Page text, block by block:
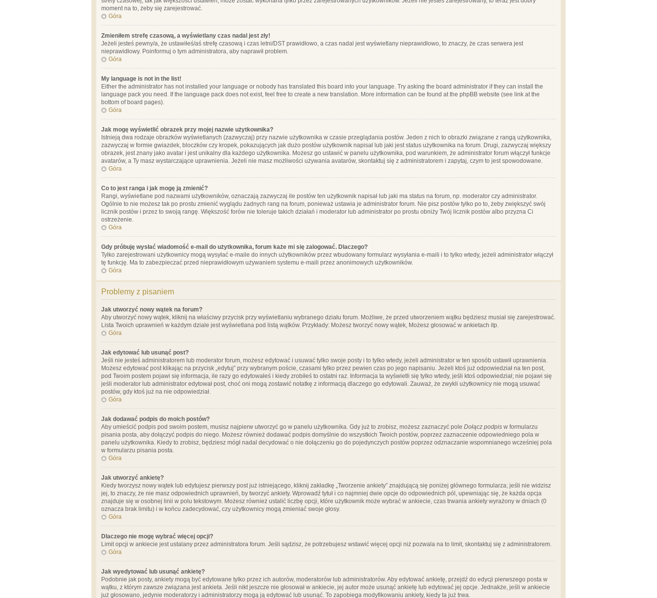
moment na to, żeby się zarejestrować.
Góra
Zmieniłem strefę czasową, a wyświetlany czas nadal jest zły!
Jeżeli jesteś pewny/a, że ustawiłeś/aś strefę czasową i czas letni/DST prawidłowo, a czas nadal jest wyświetlany nieprawidłowo, to znaczy, że czas serwera jest
nieprawidłowy. Poinformuj o tym administratora, aby naprawił problem.
Góra
My language is not in the list!
Either the administrator has not installed your language or nobody has translated this board into your language. Try asking the board administrator if they can install the
language pack you need. If the language pack does not exist, feel free to create a new translation. More information can be found at the phpBB website (see link at the
bottom of board pages).
Góra
Jak mogę wyświetlić obrazek przy mojej nazwie użytkownika?
Istnieją dwa rodzaje obrazków wyświetlanych (zazwyczaj) przy nazwie użytkownika w czasie przeglądania postów. Jeden z nich to obrazki związane z rangą użytkownika,
zazwyczaj w formie gwiazdek, bloczków czy kropek, pokazujących jak dużo postów użytkownik napisał lub jaki jest status użytkownika na forum. Drugi, zazwyczaj większy
obrazek, jest znany jako avatar i jest unikalny dla każdego użytkownika. Możesz go ustawić w panelu użytkownika, pod warunkiem, że administrator forum włączył funkcje
avatarów, a Ty masz wystarczające uprawnienia. Jeżeli nie masz możliwości używania avatarów, skontaktuj się z administratorem i zapytaj, czym to jest spowodowane.
Góra
Co to jest ranga i jak mogę ją zmienić?
Rangi, wyświetlane pod nazwami użytkowników, oznaczają zazwyczaj ile postów ten użytkownik napisał lub jaki ma status na forum, np. moderator czy administrator.
Ogólnie to nie możesz tak po prostu zmienić wyglądu żadnych rang na forum, ponieważ ustawia je administrator forum. Nie pisz postów tylko po to, żeby zwiększyć swój
licznik postów i przez to swoją rangę. Większość forów nie toleruje takich działań i moderator lub administrator po prostu obniży Twój licznik postów albo przyzna Ci
ostrzeżenie.
Góra
Gdy próbuję wysłać wiadomość e-mail do użytkownika, forum każe mi się zalogować. Dlaczego?
Tylko zarejestrowani użytkownicy mogą wysyłać e-maile do innych użytkowników przez wbudowany formularz wysyłania e-maili i to tylko wtedy, jeżeli administrator włączył
tę funkcję. Ma to zabezpieczać przed nieprawidłowym używaniem systemu e-maili przez anonimowych użytkowników.
Góra
Problemy z pisaniem
Jak utworzyć nowy wątek na forum?
Aby utworzyć nowy wątek, kliknij na właściwy przycisk przy wyświetlaniu wybranego działu forum. Możliwe, że przed utworzeniem wątku będziesz musiał się zarejestrować.
Lista Twoich uprawnień w każdym dziale jest wyświetlana pod listą wątków. Przykłady: Możesz tworzyć nowy wątek, Możesz głosować w ankietach itp.
Góra
Jak edytować lub usunąć post?
Jeśli nie jesteś administratorem lub moderator forum, możesz edytować i usuwać tylko swoje posty i to tylko wtedy, jeżeli administrator w ten sposób ustawił uprawnienia.
Możesz edytować post klikając na przycisk „edytuj” przy wybranym poście, czasami tylko przez pewien czas po jego napisaniu. Jeżeli ktoś już odpowiedział na ten post,
pod Twoim postem pojawi się informacja, ile razy go edytowałeś i kiedy zrobiłeś to ostatni raz. Informacja ta wyświetli się tylko wtedy, jeśli ktoś odpowiedział; nie pojawi się
jeśli moderator lub administrator edytował post, choć oni mogą zostawić notatkę z informacją dlaczego go edytowali. Zauważ, że zwykli użytkownicy nie mogą usuwać
postów, gdy ktoś już na nie odpowiedział.
Góra
Jak dodawać podpis do moich postów?
Aby umieścić podpis pod swoim postem, musisz najpierw utworzyć go w panelu użytkownika. Gdy już to zrobisz, możesz zaznaczyć pole Dołącz podpis w formularzu
pisania posta, aby dołączyć podpis do niego. Możesz również dodawać podpis domyślnie do wszystkich Twoich postów, poprzez zaznaczenie odpowiedniego pola w
panelu użytkownika. Kiedy to zrobisz, będziesz mógł nadal decydować o nie dołączeniu go do pojedynczych postów poprzez odznaczanie wspomnianego wcześniej pola
w formularzu pisania posta.
Góra
Jak utworzyć ankietę?
Kiedy tworzysz nowy wątek lub edytujesz pierwszy post już istniejącego, kliknij zakładkę „Tworzenie ankiety” znajdującą się poniżej głównego formularza; jeśli nie widzisz
jej, to znaczy, że nie masz odpowiednich uprawnień, by tworzyć ankiety. Wprowadź tytuł i co najmniej dwie opcje do odpowiednich pól, upewniając się, że każda opcja
znajduje się w osobnej linii w polu tekstowym. Możesz również ustalić liczbę opcji, które użytkownik może wybrać w ankiecie, czas trwania ankiety wyrażony w dniach (0
oznacza brak limitu) i w końcu zadecydować, czy użytkownicy mogą zmieniać swoje głosy.
Góra
Dlaczego nie mogę wybrać więcej opcji?
Limit opcji w ankiecie jest ustalany przez administratora forum. Jeśli sądzisz, że potrzebujesz wstawić więcej opcji niż pozwala na to limit, skontaktuj się z administratorem.
Góra
Jak wyedytować lub usunąć ankietę?
Podobnie jak posty, ankiety mogą być edytowane tylko przez ich autorów, moderatorów lub administratorów. Aby edytować ankietę, przejdź do edycji pierwszego posta w
wątku, z którym zawsze związana jest ankieta. Jeśli nikt jeszcze nie głosował w ankiecie, jej autor może usunąć ankietę lub edytować jej opcje. Jednakże, jeśli w ankiecie
już głosowano, jedynie moderatorzy i administratorzy mogą ją edytować lub usunąć. To zapobiega modyfikowaniu ankiety, kiedy ta już trwa.